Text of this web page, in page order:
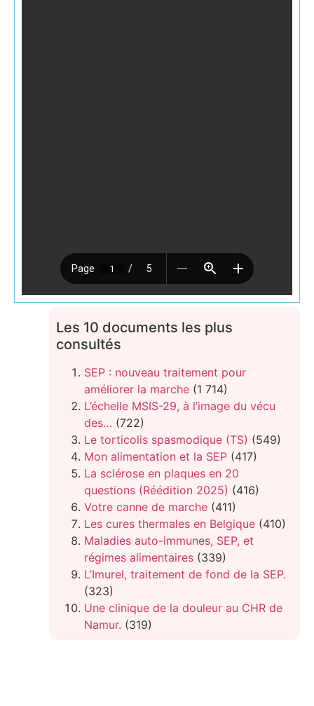
Les 10 documents les plus
consultés
SEP : nouveau traitement pour
améliorer la marche (1 714)
L’échelle MSIS-29, à l’image du vécu
des… (722)
Le torticolis spasmodique (TS) (549)
Mon alimentation et la SEP (417)
La sclérose en plaques en 20
questions (Réédition 2025) (416)
Votre canne de marche (411)
Les cures thermales en Belgique (410)
Maladies auto-immunes, SEP, et
régimes alimentaires (339)
L’Imurel, traitement de fond de la SEP.
(323)
Une clinique de la douleur au CHR de
Namur. (319)